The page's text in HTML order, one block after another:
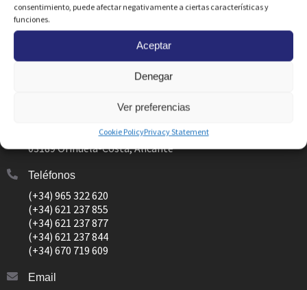
consentimiento, puede afectar negativamente a ciertas características y
funciones.
Aceptar
Denegar
Ver preferencias
Cookie PolicyPrivacy Statement
Dehesa de Campoamor
03189 Orihuela-Costa, Alicante
Teléfonos
(+34) 965 322 620
(+34) 621 237 855
(+34) 621 237 877
(+34) 621 237 844
(+34) 670 719 609
Email